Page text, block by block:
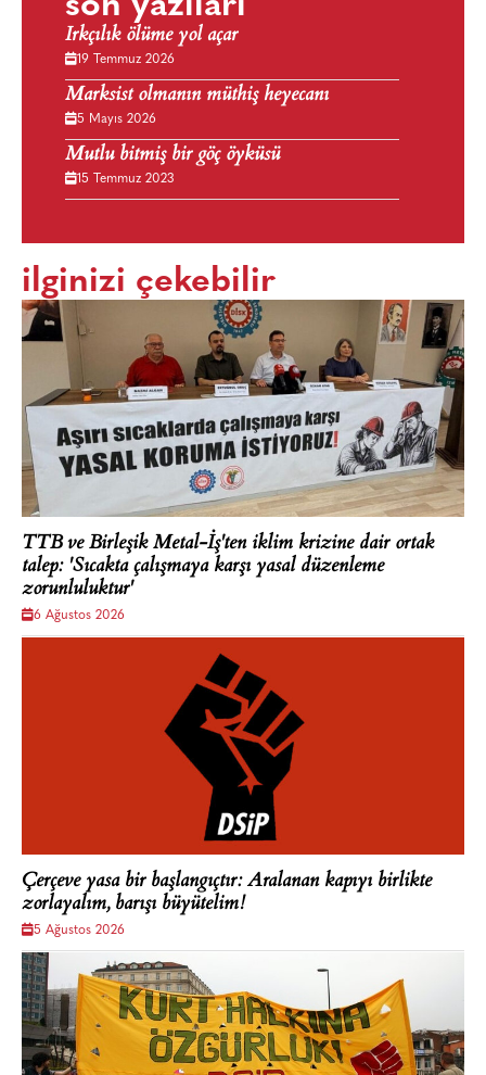
Irkçılık ölüme yol açar
19 Temmuz 2026
Marksist olmanın müthiş heyecanı
5 Mayıs 2026
Mutlu bitmiş bir göç öyküsü
15 Temmuz 2023
ilginizi çekebilir
TTB ve Birleşik Metal-İş'ten iklim krizine dair ortak
talep: 'Sıcakta çalışmaya karşı yasal düzenleme
zorunluluktur'
6 Ağustos 2026
Çerçeve yasa bir başlangıçtır: Aralanan kapıyı birlikte
zorlayalım, barışı büyütelim!
5 Ağustos 2026